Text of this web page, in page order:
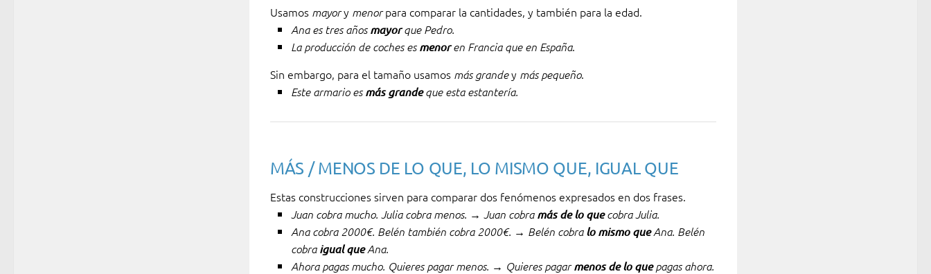
Usamos mayory menorpara comparar la cantidades, y también para la edad.
Ana es tres años mayorque Pedro.
La producción de coches es menoren Francia que en España.
Sin embargo, para el tamaño usamos más grandey más pequeño.
Este armario es más grandeque esta estantería.
MÁS / MENOS DE LO QUE, LO MISMO QUE, IGUAL QUE
Estas construcciones sirven para comparar dos fenómenos expresados en dos frases.
Juan cobra mucho. Julia cobra menos. → Juan cobra más de lo quecobra Julia.
Ana cobra 2000€. Belén también cobra 2000€. → Belén cobra lo mismo queAna. Belén
cobra igual queAna.
Ahora pagas mucho. Quieres pagar menos. → Quieres pagarmenos de lo quepagas ahora.